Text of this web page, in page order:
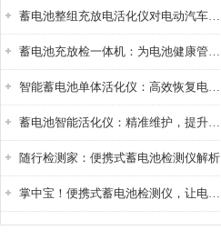
蓄电池整组充放电活化仪对电动汽车电池有帮助吗？
蓄电池充放检一体机：为电池健康管理提供一站式解决方案
智能蓄电池单体活化仪：高效恢复电池性能，延长蓄电池使用寿命
蓄电池智能活化仪：精准维护，提升电池健康状态
随行检测家：便携式蓄电池检测仪解析
掌中宝！便携式蓄电池检测仪，让电池检测变得简单又快捷！